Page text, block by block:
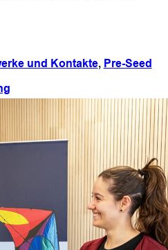
und Kontakte, Pre-Seed